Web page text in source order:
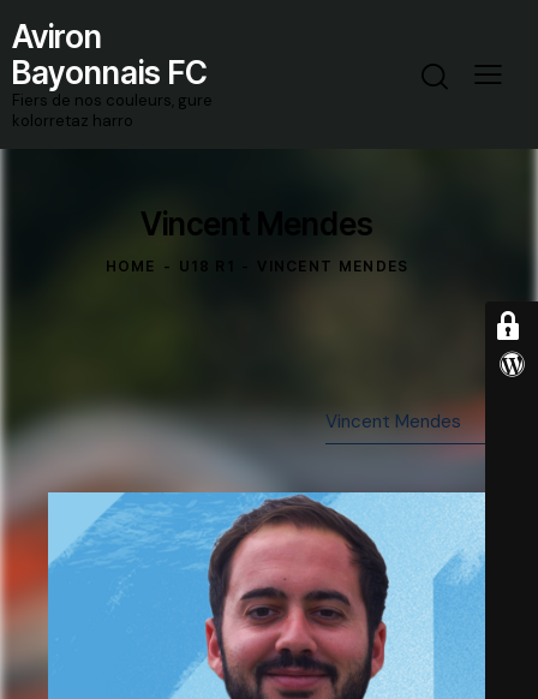
Aviron
Bayonnais FC
Fiers de nos couleurs, gure
kolorretaz harro
Vincent Mendes
HOME U18 R1 VINCENT MENDES